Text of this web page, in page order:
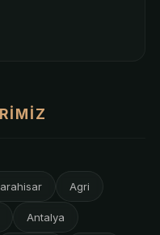
Agri
Antalya